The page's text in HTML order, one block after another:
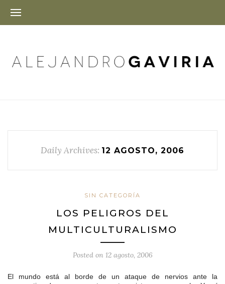
Daily Archives: 12 AGOSTO, 2006
SIN CATEGORÍA
LOS PELIGROS DEL
MULTICULTURALISMO
Posted on 12 agosto, 2006
El mundo está al borde de un ataque de nervios ante la